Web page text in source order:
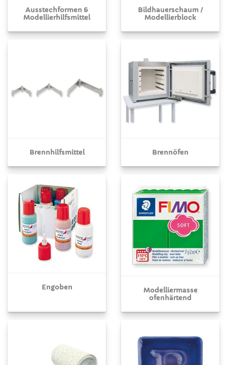
Ausstechformen &
Modellierhilfsmittel
Bildhauerschaum /
Modellierblock
Brennhilfsmittel Brennöfen
Engoben
Modelliermasse
ofenhärtend